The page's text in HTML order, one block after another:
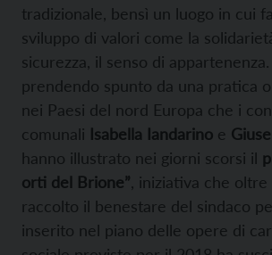
tradizionale, bensì un luogo in cui
sviluppo di valori come la
sicurezza, il senso di appartenenza.
prendendo spunto da una pratica
nei Paesi del nord Europa che i
comunali Isabella Iandarino e
hanno illustrato nei giorni scorsi il
orti del Brione” , iniziativa che
raccolto il benestare del sindaco
inserito nel piano delle opere di